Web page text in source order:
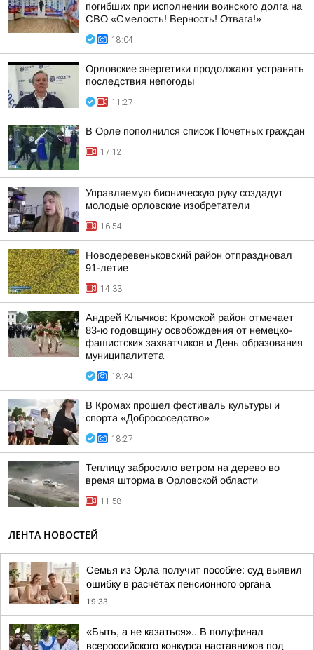
погибших при исполнении воинского долга на
СВО «Смелость! Верность! Отвага!»
18:04
Орловские энергетики продолжают устранять
последствия непогоды
11:27
В Орле пополнился список Почетных граждан
17:12
Управляемую бионическую руку создадут
молодые орловские изобретатели
16:54
Новодеревеньковский район отпраздновал
91-летие
14:33
Андрей Клычков: Кромской район отмечает
83-ю годовщину освобождения от немецко-
фашистских захватчиков и День образования
муниципалитета
18:34
В Кромах прошел фестиваль культуры и
спорта «Добрососедство»
18:27
Теплицу забросило ветром на дерево во
время шторма в Орловской области
11:58
ЛЕНТА НОВОСТЕЙ
Семья из Орла получит пособие: суд выявил
ошибку в расчётах пенсионного органа
19:33
«Быть, а не казаться».. В полуфинал
всероссийского конкурса наставников под